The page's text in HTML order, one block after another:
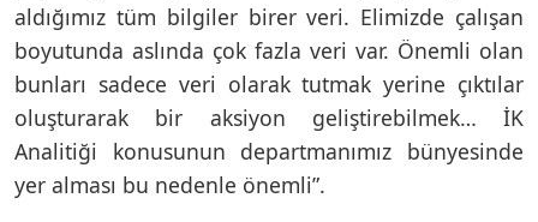
aldığımız tüm bilgiler birer veri. Elimizde çalışan
boyutunda aslında çok fazla veri var. Önemli olan
bunları sadece veri olarak tutmak yerine çıktılar
oluşturarak bir aksiyon geliştirebilmek… İK
Analitiği konusunun departmanımız bünyesinde
yer alması bu nedenle önemli”.